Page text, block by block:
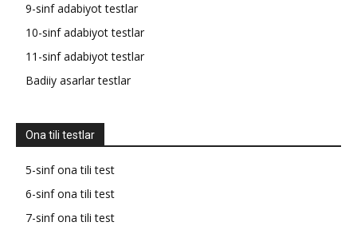
9-sinf adabiyot testlar
10-sinf adabiyot testlar
11-sinf adabiyot testlar
Badiiy asarlar testlar
Ona tili testlar
5-sinf ona tili test
6-sinf ona tili test
7-sinf ona tili test